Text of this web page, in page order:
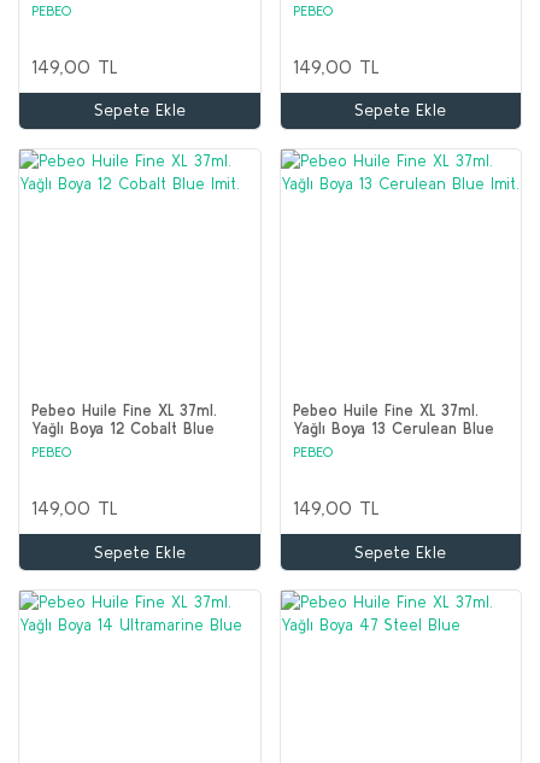
PEBEO
149,00 TL
Sepete Ekle
Blue
PEBEO
149,00 TL
Sepete Ekle
Pebeo Huile Fine XL 37ml.
Yağlı Boya 12 Cobalt Blue
Imit.
PEBEO
149,00 TL
Sepete Ekle
Pebeo Huile Fine XL 37ml.
Yağlı Boya 13 Cerulean Blue
Imit.
PEBEO
149,00 TL
Sepete Ekle